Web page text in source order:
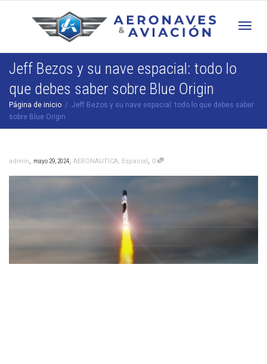
Jeff Bezos y su nave espacial: todo lo
que debes saber sobre Blue Origin
Página de inicio
Jeff Bezos y su nave espacial: todo lo que debes saber
sobre Blue Origin
admin, mayo 29, 2024, AERONAUTICA, Espacial, 0